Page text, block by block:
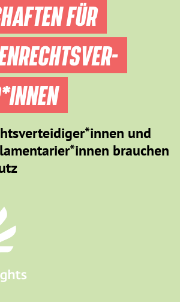
FÜR
und
brauchen